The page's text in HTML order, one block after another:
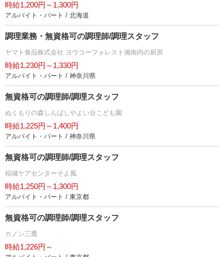
時給1,200円～1,300円
アルバイト・パート / 北海道
調理業務・無資格可の調理師/調理スタッフ
ヤマト食品株式会社 ヨウコーフォレスト湘南内の厨房
時給1,230円～1,330円
アルバイト・パート / 神奈川県
無資格可の調理師/調理スタッフ
ぬくもりの森しんばしやよい台こども園
時給1,225円～1,400円
アルバイト・パート / 神奈川県
無資格可の調理師/調理スタッフ
稲城ケアセンターそよ風
時給1,250円～1,300円
アルバイト・パート / 東京都
無資格可の調理師/調理スタッフ
カノン三鷹
時給1,226円～